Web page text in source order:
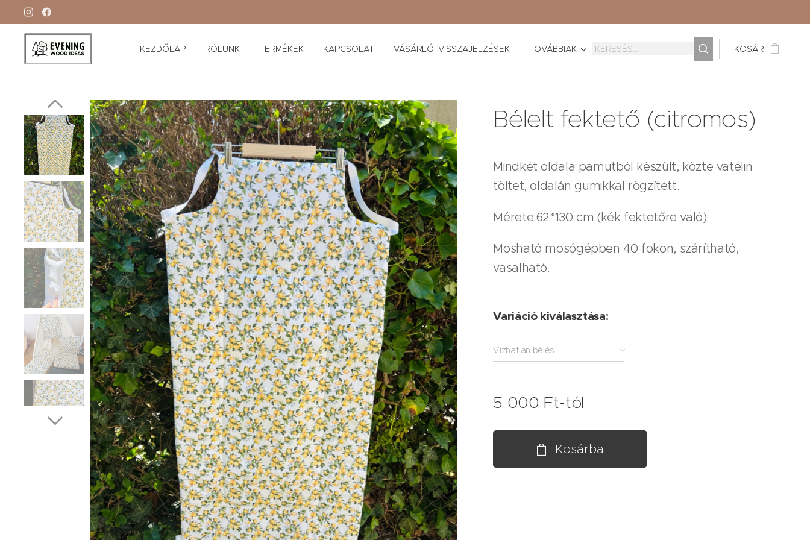
KEZDŐLAP RÓLUNK TERMÉKEK KAPCSOLAT VÁSÁRLÓI VISSZAJELZÉSEK TOVÁBBIAK KOSÁR
Bélelt fektető (citromos)
Mindkét oldala pamutból kèszült, közte vatelin
töltet, oldalán gumikkal rögzített.
Mérete:62*130 cm (kék fektetőre való)
Mosható mosógépben 40 fokon, szárítható,
vasalható.
Variáció kiválasztása:
Vízhatlan bélés
5 000 Ft-tól
Kosárba